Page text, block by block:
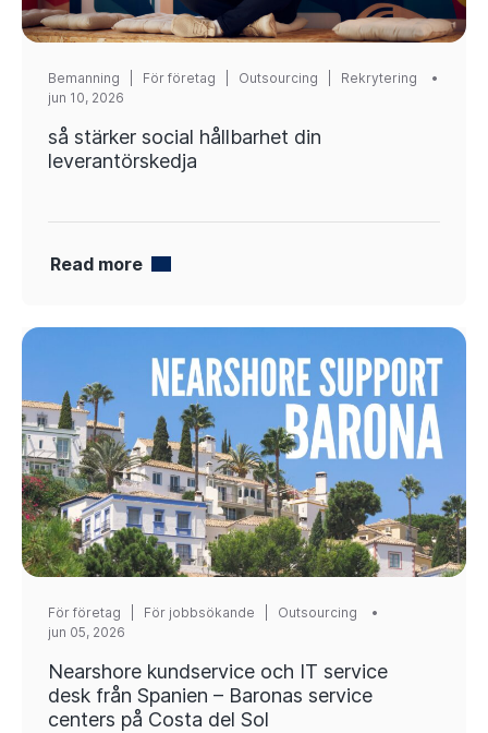
Bemanning För företag Outsourcing
Rekrytering
jun 10, 2026
så stärker social hållbarhet din
leverantörskedja
Read more
För företag För jobbsökande
Outsourcing
jun 05, 2026
Nearshore kundservice och IT service
desk från Spanien – Baronas service
centers på Costa del Sol